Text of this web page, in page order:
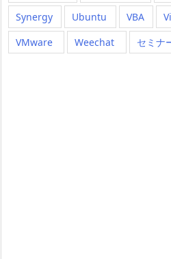
Synergy
Ubuntu VBA
VMware
Weechat セミナ